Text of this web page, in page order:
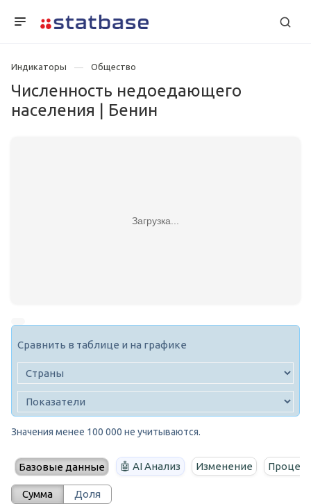
Индикаторы Общество
Численность недоедающего
населения | Бенин
Загрузка...
Сравнить в таблице и на графике
Значения менее 100 000 не учитываются.
Базовые данные 🤖 AI Анализ Изменение
Сумма Доля